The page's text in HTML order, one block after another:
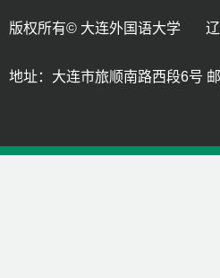
版权所有© 大连外国语大学 辽
地址：大连市旅顺南路西段6号